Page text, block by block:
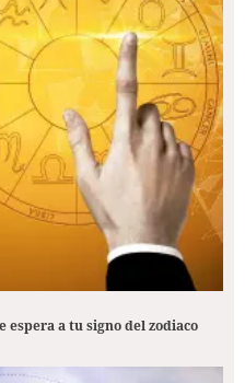
espera a tu signo del zodiaco